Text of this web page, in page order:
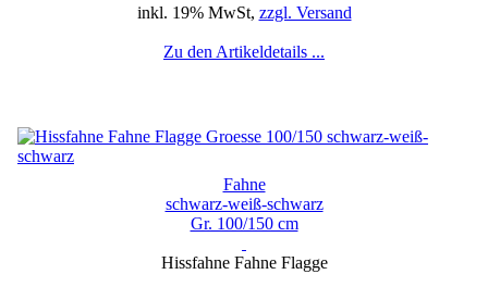
inkl. 19% MwSt, zzgl. Versand
Zu den Artikeldetails ...
Fahne
schwarz-weiß-schwarz
Gr. 100/150 cm
Hissfahne Fahne Flagge